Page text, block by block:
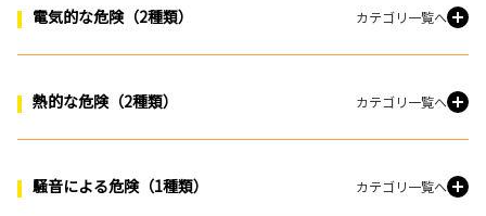
電気的な危険（2種類） カテゴリ一覧へ
熱的な危険（2種類） カテゴリ一覧へ
騒音による危険（1種類） カテゴリ一覧へ